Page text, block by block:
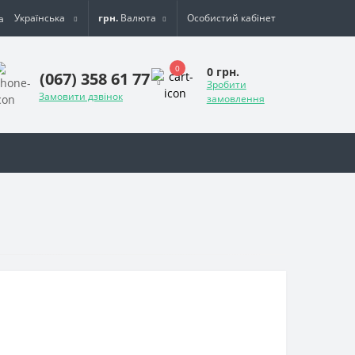
Українська грн. Валюта Особистий кабінет
(067) 358 61 77
Замовити дзвінок
0 0 грн.
Зробити
замовлення